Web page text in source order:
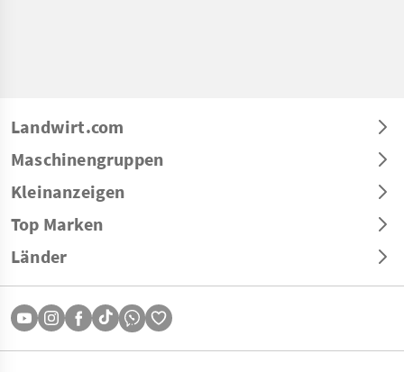
Landwirt.com
Maschinengruppen
Kleinanzeigen
Top Marken
Länder